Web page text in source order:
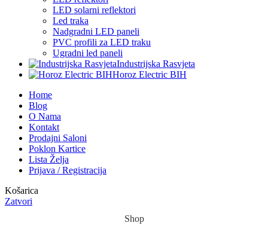
LED solarni reflektori
Led traka
Nadgradni LED paneli
PVC profili za LED traku
Ugradni led paneli
Industrijska Rasvjeta
Horoz Electric BIH
Home
Blog
O Nama
Kontakt
Prodajni Saloni
Poklon Kartice
Lista Želja
Prijava / Registracija
Košarica
Zatvori
Shop